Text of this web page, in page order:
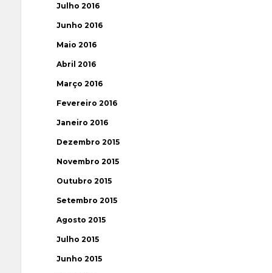
Julho 2016
Junho 2016
Maio 2016
Abril 2016
Março 2016
Fevereiro 2016
Janeiro 2016
Dezembro 2015
Novembro 2015
Outubro 2015
Setembro 2015
Agosto 2015
Julho 2015
Junho 2015